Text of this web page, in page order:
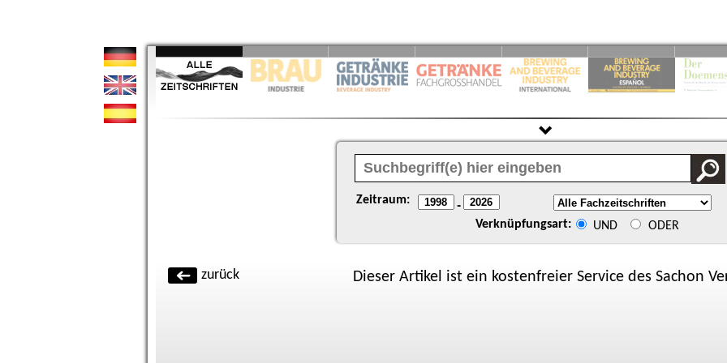
Zeitraum: -
Verknüpfungsart: UND ODER
zurück Dieser Artikel ist ein kostenfreier Service des Sachon